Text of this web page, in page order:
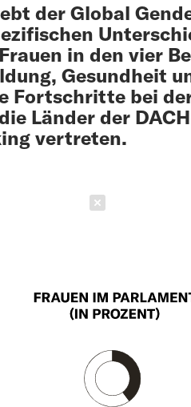
der Global
in den vier
Gesundheit
Fortschritte bei
Länder der
vertreten.